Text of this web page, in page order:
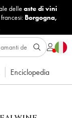
delle aste di vini
Borgogna,
Enciclopedia